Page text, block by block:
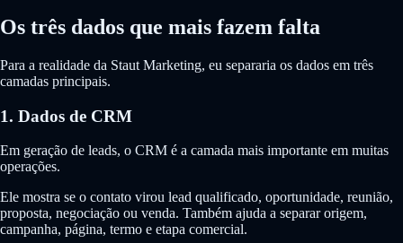
Os três dados que mais fazem falta
Para a realidade da Staut Marketing, eu separaria os dados em três
camadas principais.
1. Dados de CRM
Em geração de leads, o CRM é a camada mais importante em muitas
operações.
Ele mostra se o contato virou lead qualificado, oportunidade, reunião,
proposta, negociação ou venda. Também ajuda a separar origem,
campanha, página, termo e etapa comercial.